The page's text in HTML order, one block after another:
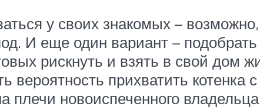
у своих знакомых –
И еще один вариант –
рискнуть и взять в свой дом
вероятность прихватить
плечи новоиспеченного